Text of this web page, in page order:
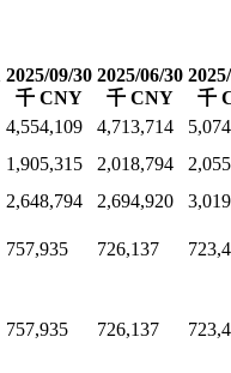
2025/09/30
千 CNY
2025/06/30
千 CNY
千
4,554,109 4,713,714
1,905,315 2,018,794
2,648,794 2,694,920
757,935 726,137
757,935 726,137